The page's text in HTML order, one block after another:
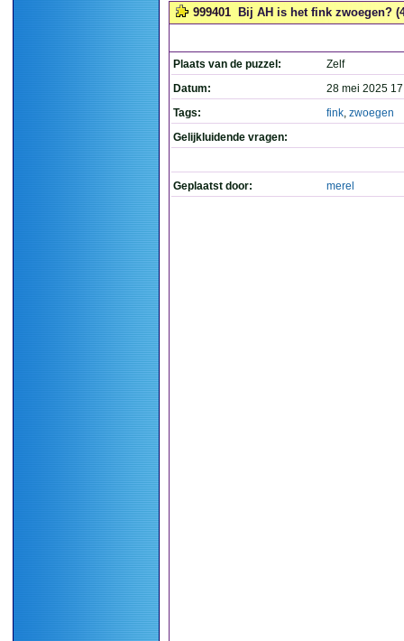
999401 Bij AH is het fink zwoegen?
Plaats van de puzzel:
Zelf
Datum:
28 mei 2025
Tags:
fink, zwoegen
Gelijkluidende vragen:
Geplaatst door: merel